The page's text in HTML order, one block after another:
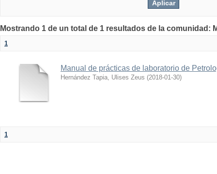
Mostrando 1 de un total de 1 resultados de la comunidad:
1
Manual de prácticas de laboratorio de
Hernández Tapia, Ulises Zeus (2018-01-30)
1